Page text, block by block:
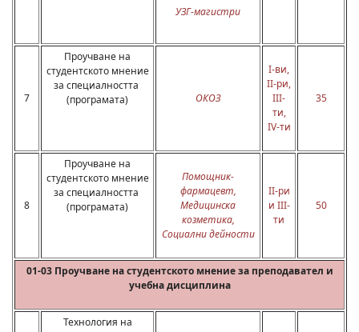
УЗГ-магистри
7
Проучване на
студентското мнение
за специалността
(програмата)
ОКОЗ
I-ви,
II-ри,
III-
ти,
IV-ти
35
8
Проучване на
студентското мнение
за специалността
(програмата)
Помощник-
фармацевт,
Медицинска
козметика,
Социални дейности
II-ри
и III-
ти
50
01-03 Проучване на студентското мнение за преподавател и
учебна дисциплина
Технология на